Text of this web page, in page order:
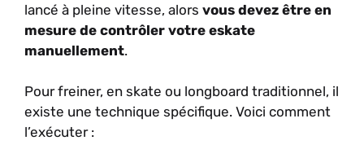
lancé à pleine vitesse, alors vous devez être en
mesure de contrôler votre eskate
manuellement.
Pour freiner, en skate ou longboard traditionnel, il
existe une technique spécifique. Voici comment
l’exécuter :